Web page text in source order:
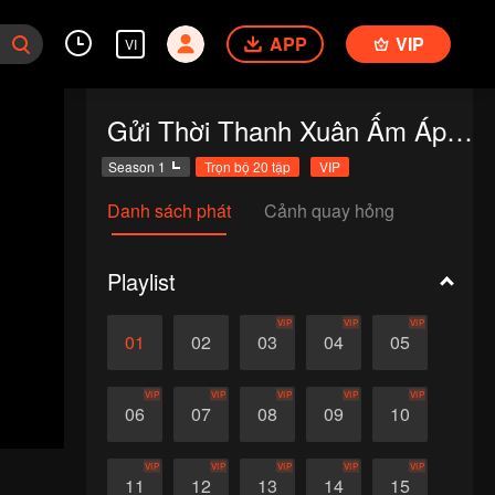
VI APP VIP
Gửi Thời Thanh Xuân Ấm Áp Của Chúng Ta Bản Thái
Season 1 Trọn bộ 20 tập VIP
Danh sách phát Cảnh quay hỏng
Playlist
01 02 03
VIP
04
VIP
05
VIP
06
VIP
07
VIP
08
VIP
09
VIP
10
VIP
11
VIP
12
VIP
13
VIP
14
VIP
15
VIP